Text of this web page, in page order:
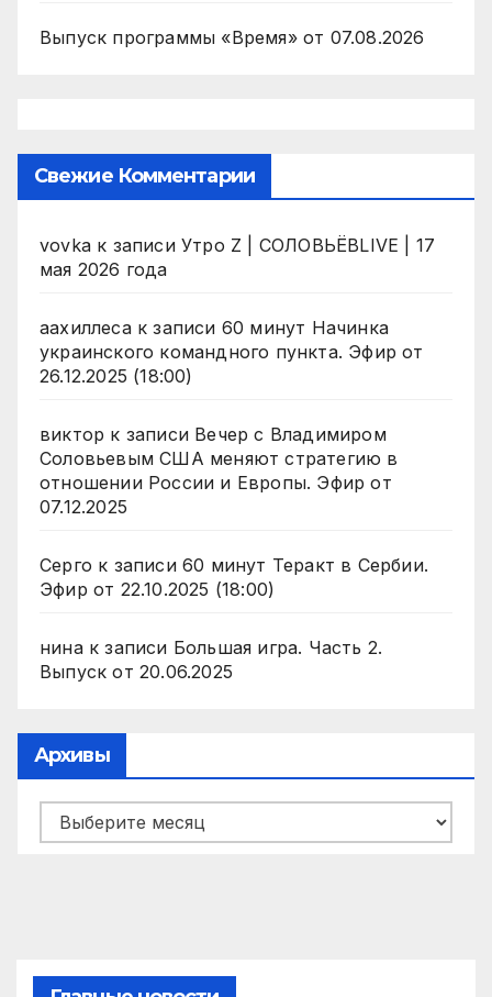
Выпуск программы «Время» от 07.08.2026
Свежие Комментарии
vovka к записи Утро Z | СОЛОВЬЁВLIVE | 17
мая 2026 года
аахиллесак записи 60 минут Начинка
украинского командного пункта. Эфир от
26.12.2025 (18:00)
виктор к записи Вечер с Владимиром
Соловьевым США меняют стратегию в
отношении России и Европы. Эфир от
07.12.2025
Серго к записи 60 минут Теракт в Сербии.
Эфир от 22.10.2025 (18:00)
нинак записи Большая игра. Часть 2.
Выпуск от 20.06.2025
Архивы
Архивы